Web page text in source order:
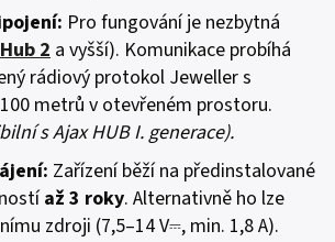
Pro fungování je nezbytná
2 a vyšší). Komunikace probíhá
rádiový protokol Jeweller s
metrů v otevřeném prostoru.
s Ajax HUB I. generace).
Zařízení běží na předinstalované
až 3 roky. Alternativně ho lze
zdroji (7,5–14 V⎓, min. 1,8 A).